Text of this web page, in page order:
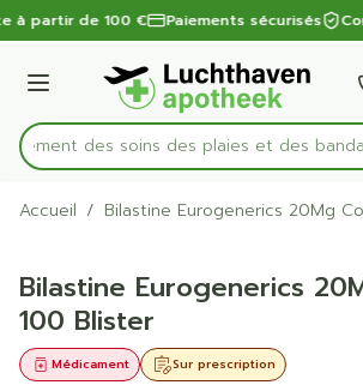
Aller au contenu
1 de 1
à partir de 100 € Paiements sécurisés
Menu
Rechercherdes soins des plaies et des
Accueil / Bilastine Eurogenerics 20Mg
Bilastine Eurogenerics
100 Blister
Sur prescription
Médicament